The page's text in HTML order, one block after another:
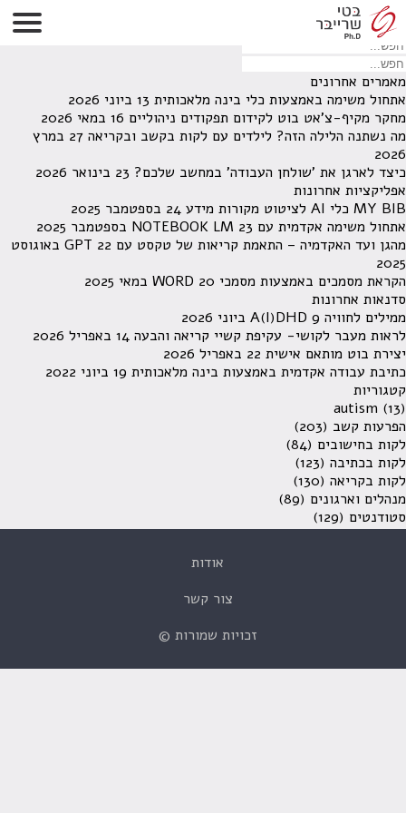
לא נמצאו תוצאות תחת קטגוריה זו.
מחפש משהו מסויים? השתמש בחיפוש
מאמרים אחרונים
אתחול משימה באמצעות כלי בינה מלאכותית 13 ביוני 2026
מחקר מקיף-צ'אט בוט לקידום תפקודים ניהוליים 16 במאי 2026
מה נשתנה הלילה הזה? לילדים עם לקות בקשב ובקריאה
27 במרץ
2026
כיצד לארגן את 'שולחן העבודה' במחשב שלכם? 23 בינואר 2026
אפליקציות אחרונות
MY BIB כלי AI לציטוט מקורות מידע
24 בספטמבר 2025
אתחול משימה אקדמית עם NOTEBOOK LM 23 בספטמבר 2025
מהגן ועד האקדמיה – התאמת קריאות של טקסט עם GPT
22 באוגוסט
2025
הקראת מסמכים באמצעות מסמכי WORD 20 במאי 2025
סדנאות אחרונות
ממילים לחוויה A(I)DHD 9 ביוני 2026
לראות מעבר לקושי- עקיפת קשיי קריאה והבעה 14 באפריל 2026
יצירת בוט מותאם אישית 22 באפריל 2026
כתיבת עבודה אקדמית באמצעות בינה מלאכותית 19 ביוני 2022
קטגוריות
autism (13)
הפרעות קשב (203)
לקות בחישובים (84)
לקות בכתיבה (123)
לקות בקריאה (130)
מנהלים וארגונים (89)
סטודנטים (129)
אודות
צור קשר
זכויות שמורות ©